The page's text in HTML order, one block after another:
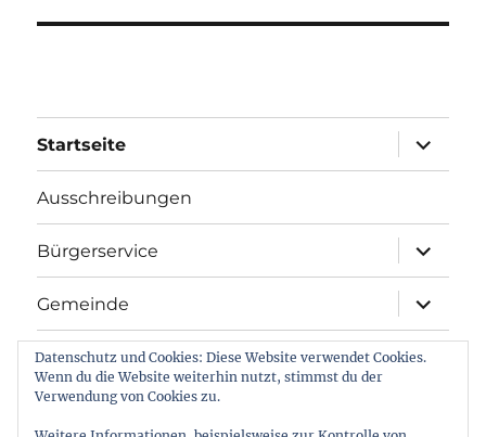
Startseite
öffnen
Ausschreibungen
Bürgerservice
öffnen
Gemeinde
öffnen
Tourismus & Gastronomie
öffnen
Impressum
Datenschutz und Cookies: Diese Website verwendet Cookies.
Wenn du die Website weiterhin nutzt, stimmst du der
Verwendung von Cookies zu.